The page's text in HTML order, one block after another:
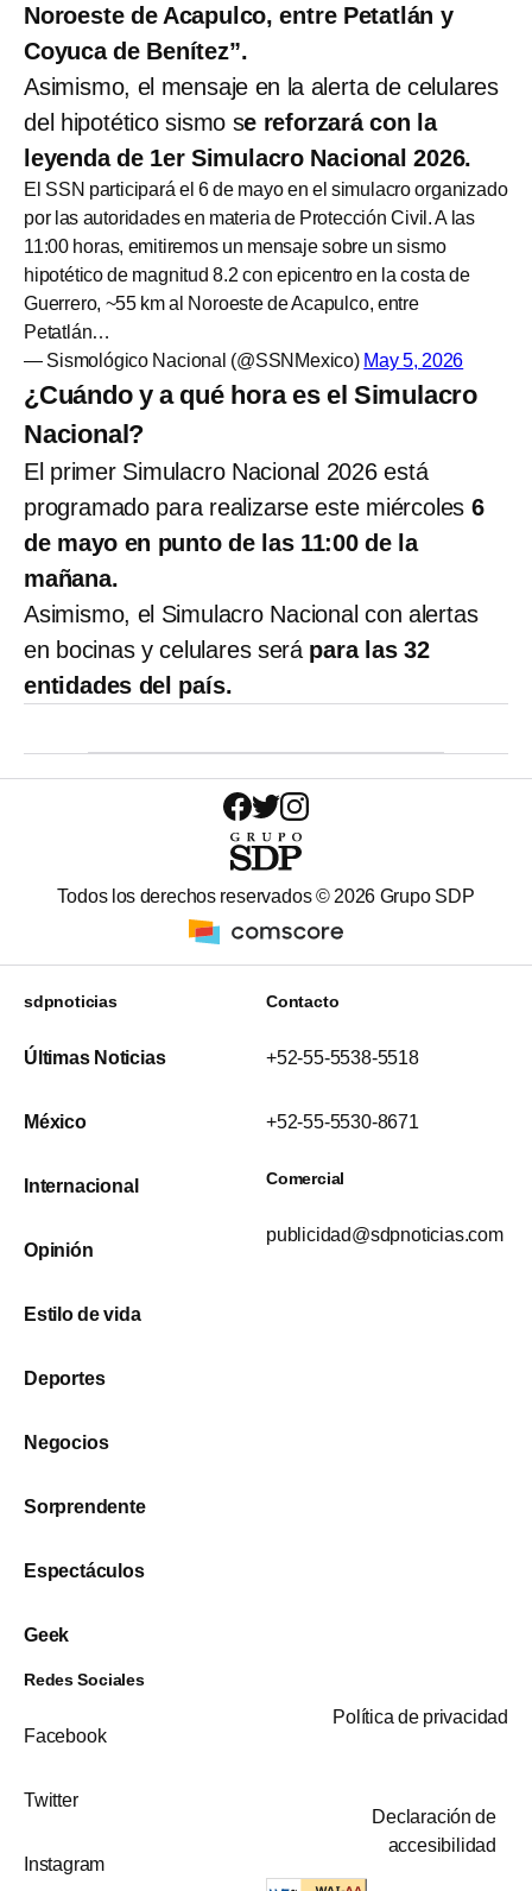
Noroeste de Acapulco, entre Petatlán y
Coyuca de Benítez”.
Asimismo, el mensaje en la alerta de celulares
del hipotético sismo se reforzará con la
leyenda de 1er Simulacro Nacional 2026.
El SSN participará el 6 de mayo en el simulacro organizado
por las autoridades en materia de Protección Civil. A las
11:00 horas, emitiremos un mensaje sobre un sismo
hipotético de magnitud 8.2 con epicentro en la costa de
Guerrero, ~55 km al Noroeste de Acapulco, entre
Petatlán…
— Sismológico Nacional (@SSNMexico) May 5, 2026
¿Cuándo y a qué hora es el Simulacro
Nacional?
El primer Simulacro Nacional 2026 está
programado para realizarse este miércoles 6
de mayo en punto de las 11:00 de la
mañana.
Asimismo, el Simulacro Nacional con alertas
en bocinas y celulares será para las 32
entidades del país.
Todos los derechos reservados © 2026 Grupo SDP
sdpnoticias
Últimas Noticias
México
Internacional
Opinión
Estilo de vida
Deportes
Negocios
Sorprendente
Espectáculos
Geek
Contacto
+52-55-5538-5518
+52-55-5530-8671
Comercial
publicidad@sdpnoticias.com
Redes Sociales
Facebook
Twitter
Instagram
Política de privacidad
Declaración de
accesibilidad